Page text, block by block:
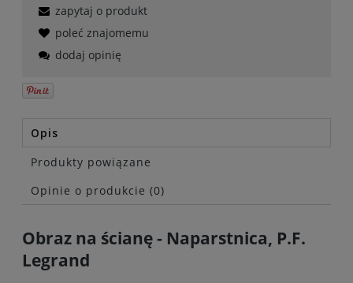
zapytaj o produkt
poleć znajomemu
dodaj opinię
Opis
Produkty powiązane
Opinie o produkcie (0)
Obraz na ścianę - Naparstnica, P.F.
Legrand